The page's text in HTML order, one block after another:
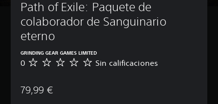
Path of Exile: Paquete de
colaborador de Sanguinario
eterno
GRINDING GEAR GAMES LIMITED
S
c
0 Sin calificaciones
79,99 €